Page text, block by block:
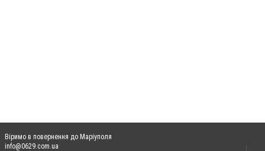
Віримо в повернення до Маріуполя
info@0629.com.ua